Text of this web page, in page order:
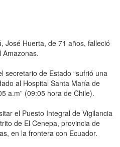
José Huerta, de 71 años, falleció
secretario de Estado “sufrió una
al Hospital Santa María de
a.m” (09:05 hora de Chile).
el Puesto Integral de Vigilancia
de El Cenepa, provincia de
en la frontera con Ecuador.